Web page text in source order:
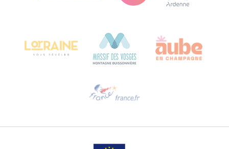
Bureau de Colmar (sede operativa)
Contattaci per e-mail